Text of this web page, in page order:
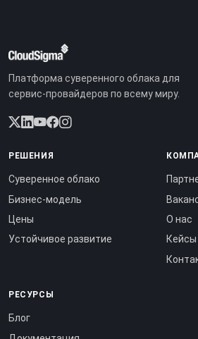
Платформа суверенного облака для
сервис-провайдеров по всему миру.
РЕШЕНИЯ
Суверенное облако
Бизнес-модель
Цены
Устойчивое развитие
О нас
Кейсы
РЕСУРСЫ
Блог